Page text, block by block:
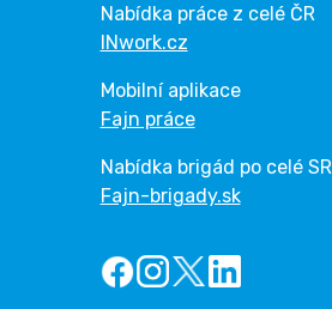
Nabídka práce z celé ČR
INwork.cz
Mobilní aplikace
Fajn práce
Nabídka brigád po celé SR
Fajn-brigady.sk